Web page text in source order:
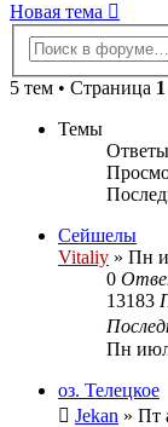
Новая тема
5 тем • Страница 1
Темы
Ответы
Сейшелы
Vitaliy » Пн
0
13183
Пн июл
оз. Телецкое
Jekan » Пт